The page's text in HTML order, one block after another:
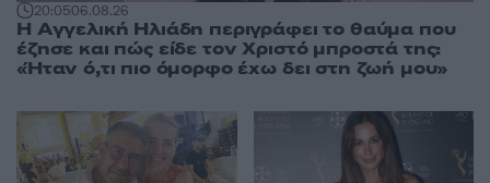
20:0506.08.26
Η Αγγελική Ηλιάδη περιγράφει το θαύμα που
έζησε και πώς είδε τον Χριστό μπροστά της:
«Ήταν ό,τι πιο όμορφο έχω δει στη ζωή μου»